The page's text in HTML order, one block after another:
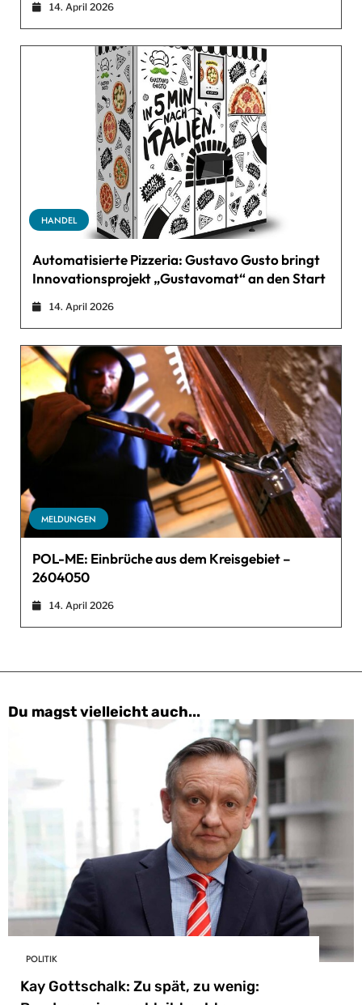
14. April 2026
HANDEL
Automatisierte Pizzeria: Gustavo Gusto bringt
Innovationsprojekt „Gustavomat“ an den Start
14. April 2026
MELDUNGEN
POL-ME: Einbrüche aus dem Kreisgebiet –
2604050
14. April 2026
Du magst vielleicht auch...
POLITIK
Kay Gottschalk: Zu spät, zu wenig: